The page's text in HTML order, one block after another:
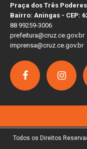
Praça dos Três
Bairro: Aningas - CEP:
88 99259-3006
prefeitura@cruz.ce.gov.br
imprensa@cruz.ce.gov.br
Todos os Direitos